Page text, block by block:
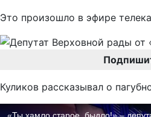
Это произошло в эфире
Куликов рассказывал о